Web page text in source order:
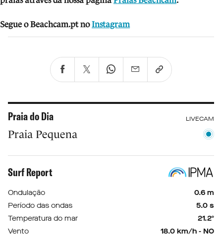
Segue o Beachcam.pt no Instagram
Praia do Dia LIVECAM
Praia Pequena
Surf Report
Ondulação
0.6 m
Período das ondas
5.0 s
Temperatura do mar
21.2º
Vento
18.0 km/h - NO